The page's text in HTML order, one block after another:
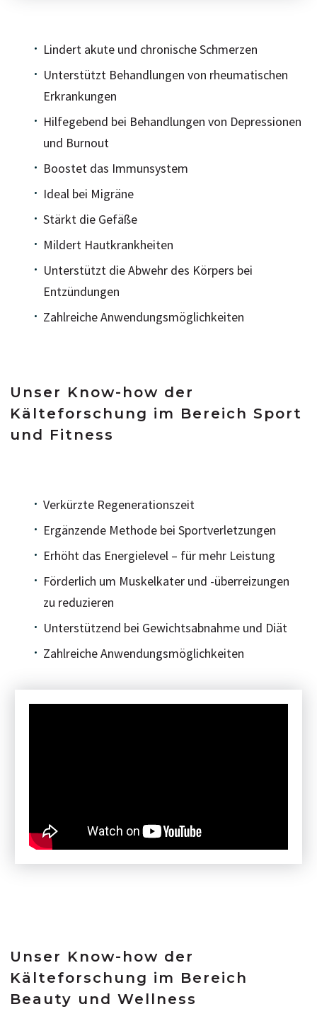
Lindert akute und chronische Schmerzen
Unterstützt Behandlungen von rheumatischen
Erkrankungen
Hilfegebend bei Behandlungen von Depressionen
und Burnout
Boostet das Immunsystem
Ideal bei Migräne
Stärkt die Gefäße
Mildert Hautkrankheiten
Unterstützt die Abwehr des Körpers bei
Entzündungen
Zahlreiche Anwendungsmöglichkeiten
Unser Know-how der
Kälteforschung im Bereich Sport
und Fitness
Verkürzte Regenerationszeit
Ergänzende Methode bei Sportverletzungen
Erhöht das Energielevel – für mehr Leistung
Förderlich um Muskelkater und -überreizungen
zu reduzieren
Unterstützend bei Gewichtsabnahme und Diät
Zahlreiche Anwendungsmöglichkeiten
Unser Know-how der
Kälteforschung im Bereich
Beauty und Wellness